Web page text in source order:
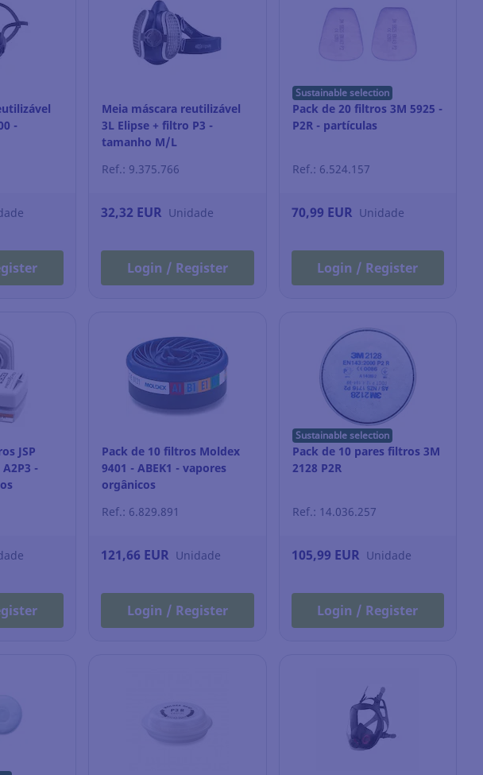
-
Meia máscara reutilizável
3L Elipse + filtro P3 -
tamanho M/L
Ref.: 9.375.766
32,32 EUR Unidade
Login / Register
Sustainable selection
Pack de 20 filtros 3M 5925 -
P2R - partículas
Ref.: 6.524.157
70,99 EUR Unidade
Login / Register
JSP
-
Pack de 10 filtros Moldex
9401 - ABEK1 - vapores
orgânicos
Ref.: 6.829.891
121,66 EUR Unidade
Login / Register
Sustainable selection
Pack de 10 pares filtros 3M
2128 P2R
Ref.: 14.036.257
105,99 EUR Unidade
Login / Register